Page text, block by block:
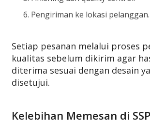
Pengiriman ke lokasi pelanggan.
Setiap pesanan melalui proses
kualitas sebelum dikirim agar
diterima sesuai dengan desain
disetujui.
Kelebihan Memesan di